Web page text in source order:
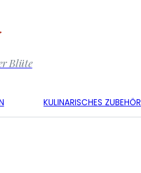
Blüte
KULINARISCHES ZUBEHÖR